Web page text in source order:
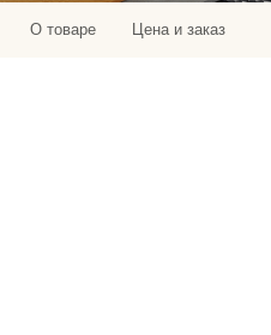
О товаре Цена и заказ